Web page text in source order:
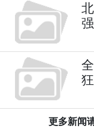
更多新闻